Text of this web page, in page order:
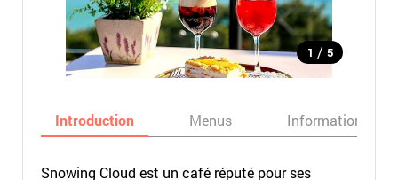
1 / 5
Introduction Menus Informations
Snowing Cloud est un café réputé pour ses